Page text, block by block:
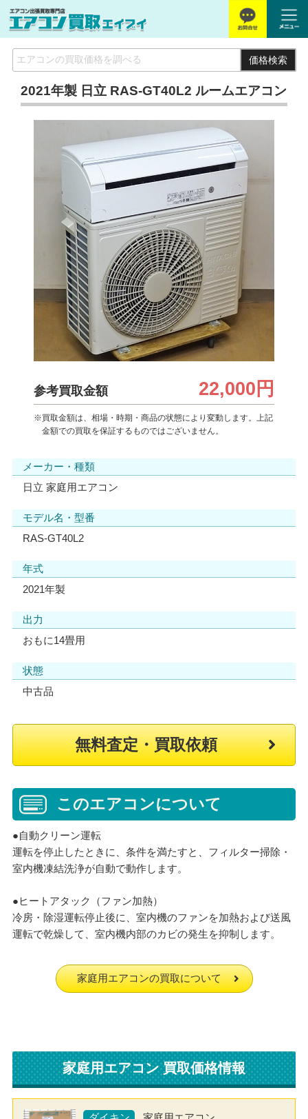
価格検索
2021年製 日立 RAS-GT40L2 ルームエアコン
参考買取金額 22,000円
※買取金額は、相場・時期・商品の状態により変動します。上記
金額での買取を保証するものではございません。
メーカー・種類
日立 家庭用エアコン
モデル名・型番
RAS-GT40L2
年式
2021年製
出力
おもに14畳用
状態
中古品
無料査定・買取依頼
このエアコンについて
●自動クリーン運転
運転を停止したときに、条件を満たすと、フィルター掃除・
室内機凍結洗浄が自動で動作します。
●ヒートアタック（ファン加熱）
冷房・除湿運転停止後に、室内機のファンを加熱および送風
運転で乾燥して、室内機内部のカビの発生を抑制します。
家庭用エアコンの買取について
家庭用エアコン 買取価格情報